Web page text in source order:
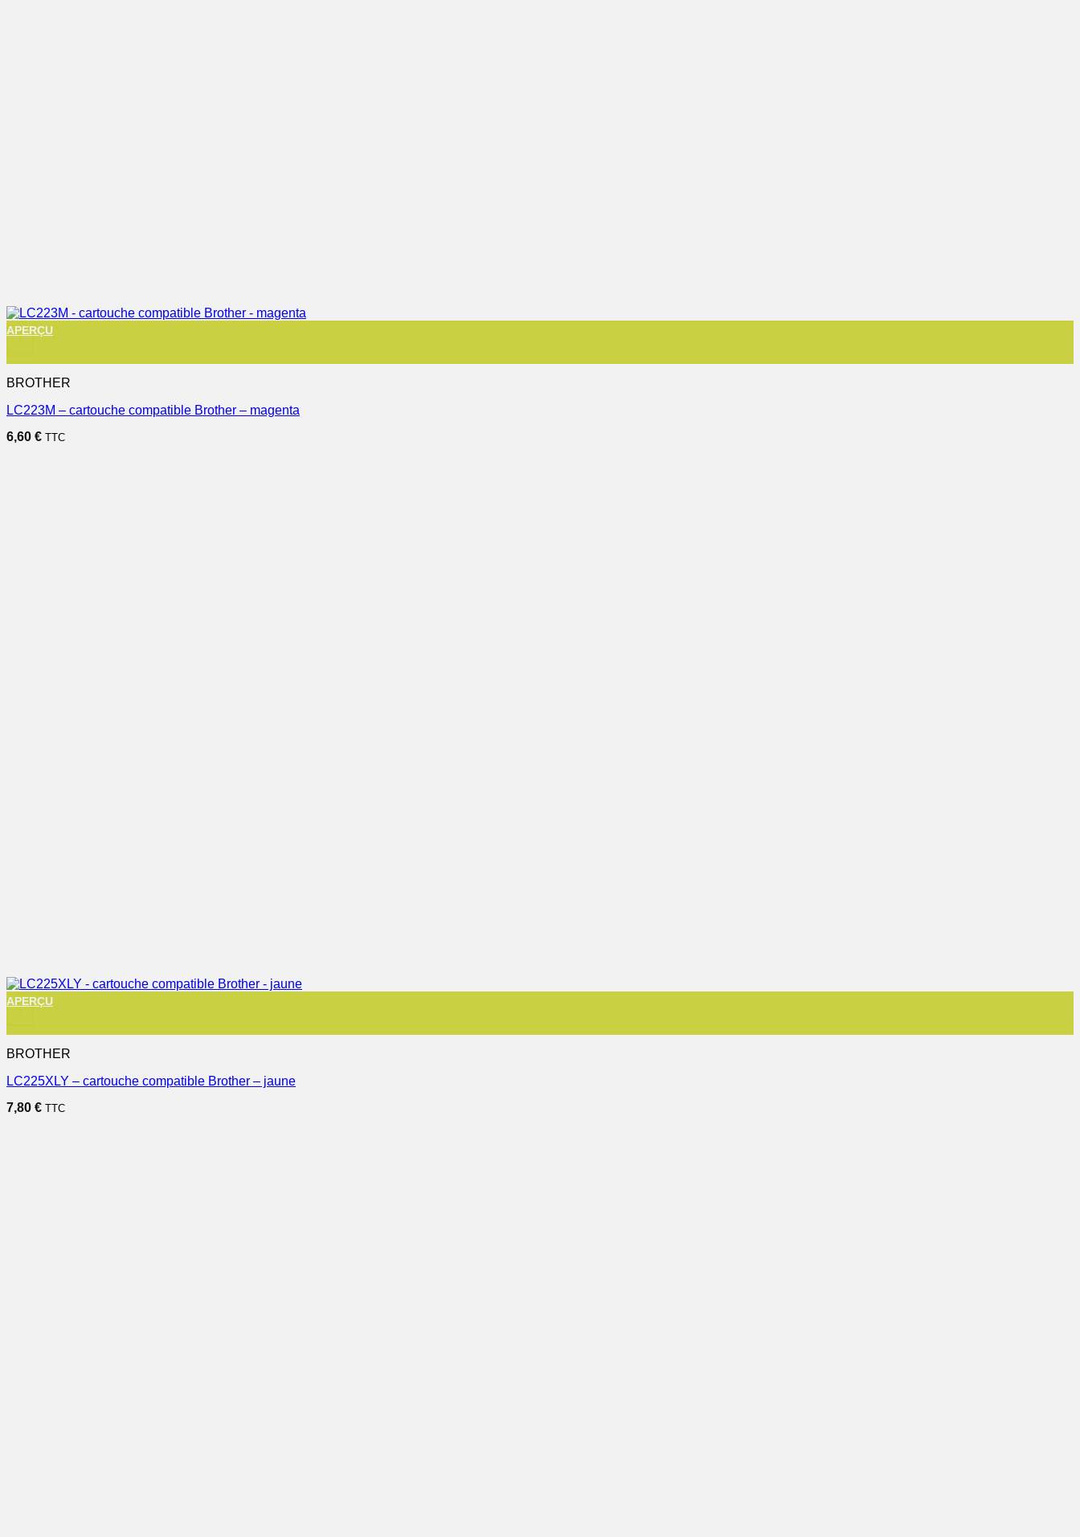
+
APERÇU
BROTHER
LC223M – cartouche compatible Brother – magenta
6,60 € TTC
+
APERÇU
BROTHER
LC225XLY – cartouche compatible Brother – jaune
7,80 € TTC